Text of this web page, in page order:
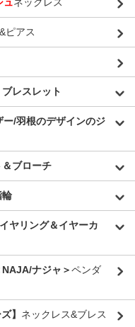
ュネックレス
ピアス
レスレット
/羽根のデザインのジ
ブローチ
輪
ヤリング＆イヤーカ
ナジャ＞ペンダ
】 ネックレス&ブレス